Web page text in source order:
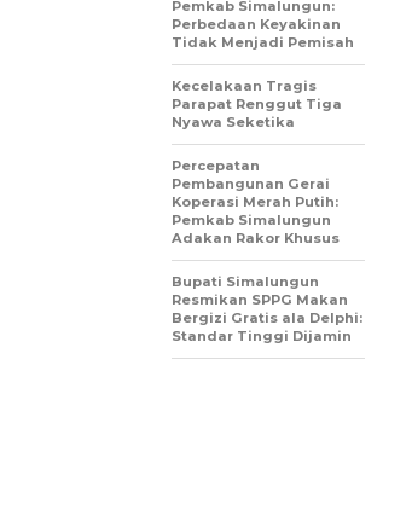
Pemkab Simalungun:
Perbedaan Keyakinan
Tidak Menjadi Pemisah
Kecelakaan Tragis
Parapat Renggut Tiga
Nyawa Seketika
Percepatan
Pembangunan Gerai
Koperasi Merah Putih:
Pemkab Simalungun
Adakan Rakor Khusus
Bupati Simalungun
Resmikan SPPG Makan
Bergizi Gratis ala Delphi:
Standar Tinggi Dijamin